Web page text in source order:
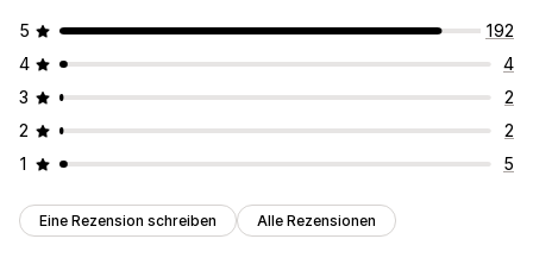
5
192
4
4
3
2
2
2
1
5
Eine Rezension schreiben Alle Rezensionen